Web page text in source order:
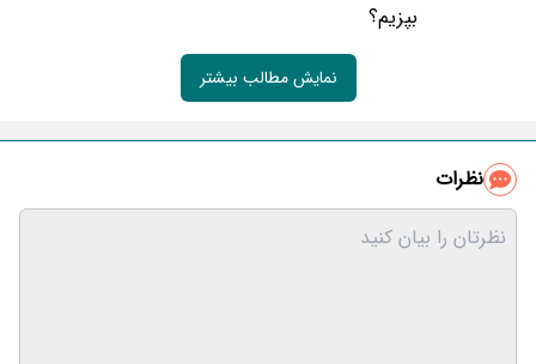
بپزیم؟
نمایش مطالب بیشتر
نظرات